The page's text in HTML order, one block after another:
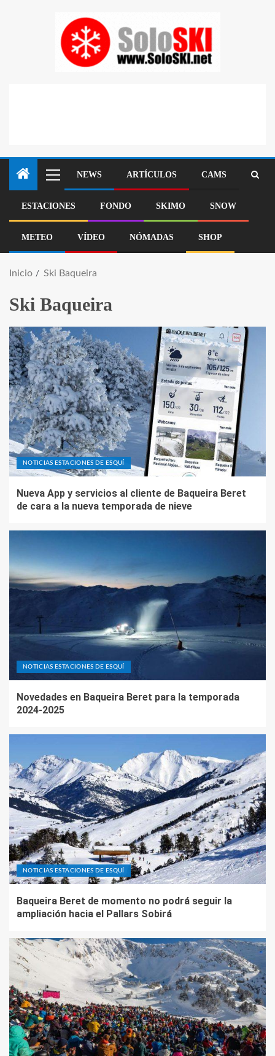
NEWS ARTÍCULOS CAMS
ESTACIONES FONDO SKIMO SNOW
METEO VÍDEO NÓMADAS SHOP
Inicio Ski Baqueira
Ski Baqueira
NOTICIAS ESTACIONES DE ESQUÍ
Nueva App y servicios al cliente de Baqueira Beret
de cara a la nueva temporada de nieve
NOTICIAS ESTACIONES DE ESQUÍ
Novedades en Baqueira Beret para la temporada
2024-2025
NOTICIAS ESTACIONES DE ESQUÍ
Baqueira Beret de momento no podrá seguir la
ampliación hacia el Pallars Sobirá